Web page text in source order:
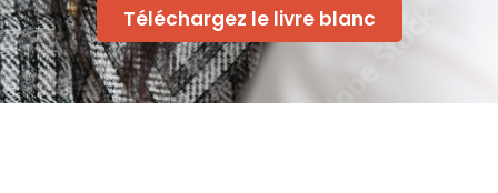
Téléchargez le livre blanc